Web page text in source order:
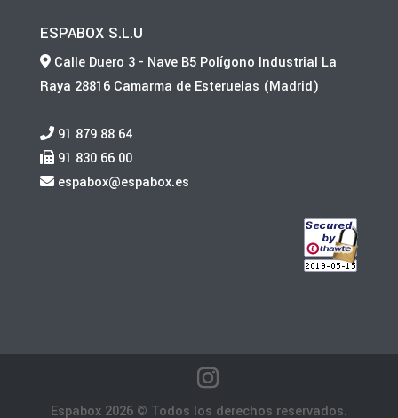
ESPABOX S.L.U
Calle Duero 3 - Nave B5 Polígono Industrial La
Raya 28816 Camarma de Esteruelas (Madrid)
91 879 88 64
91 830 66 00
espabox@espabox.es
Espabox 2026 © Todos los derechos reservados.